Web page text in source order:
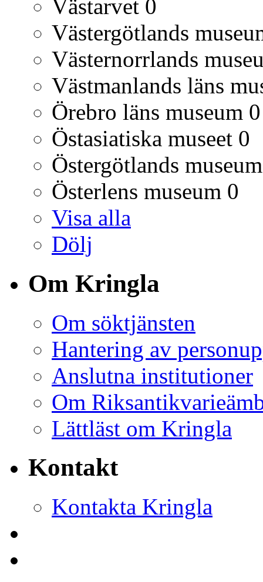
Västarvet 0
Västergötlands
Västernorrlands
Västmanlands läns
Örebro läns museum 0
Östasiatiska museet 0
Östergötlands museum
Österlens museum 0
Visa alla
Dölj
Om Kringla
Om söktjänsten
Hantering av
Anslutna institutioner
Om
Lättläst om Kringla
Kontakt
Kontakta Kringla